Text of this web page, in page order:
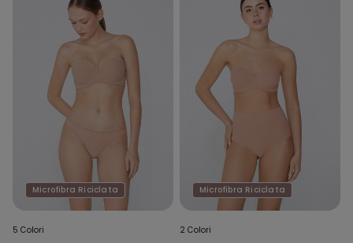
Microfibra Riciclata
5 Colori
Microfibra Riciclata
2 Colori